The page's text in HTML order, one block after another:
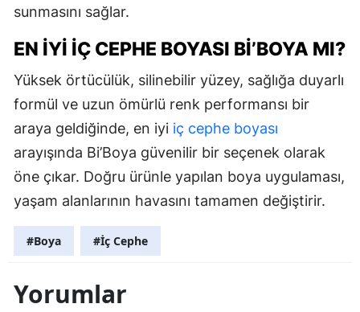
sunmasını sağlar.
EN İYI İÇ CEPHE BOYASI BI’BOYA MI?
Yüksek örtücülük, silinebilir yüzey, sağlığa duyarlı
formül ve uzun ömürlü renk performansı bir
araya geldiğinde, en iyi iç cephe boyası
arayışında Bi’Boya güvenilir bir seçenek olarak
öne çıkar. Doğru ürünle yapılan boya uygulaması,
yaşam alanlarının havasını tamamen değiştirir.
#Boya #İç Cephe
Yorumlar